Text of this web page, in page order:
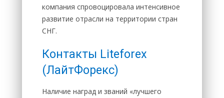
компания спровоцировала интенсивное
развитие отрасли на территории стран
СНГ.
Контакты Liteforex
(ЛайтФорекс)
Наличие наград и званий «лучшего